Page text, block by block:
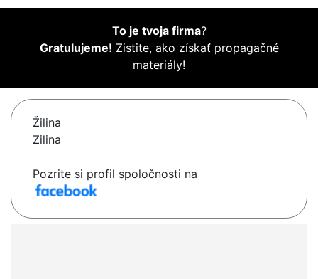
To je tvoja firma?
Gratulujeme! Zistite, ako získať propagačné
materiály!
Žilina
Zilina
Pozrite si profil spoločnosti na